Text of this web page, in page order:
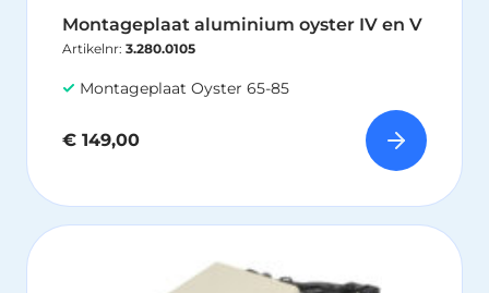
Montageplaat aluminium oyster IV en V
Artikelnr: 3.280.0105
Montageplaat Oyster 65-85
€ 149,00